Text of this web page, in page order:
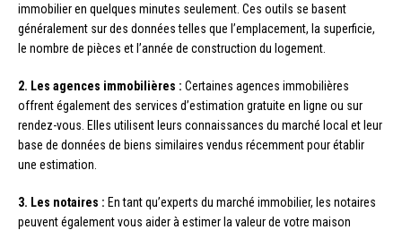
immobilier en quelques minutes seulement. Ces outils se basent
généralement sur des données telles que l’emplacement, la superficie,
le nombre de pièces et l’année de construction du logement.
2. Les agences immobilières : Certaines agences immobilières
offrent également des services d’estimation gratuite en ligne ou sur
rendez-vous. Elles utilisent leurs connaissances du marché local et leur
base de données de biens similaires vendus récemment pour établir
une estimation.
3. Les notaires : En tant qu’experts du marché immobilier, les notaires
peuvent également vous aider à estimer la valeur de votre maison